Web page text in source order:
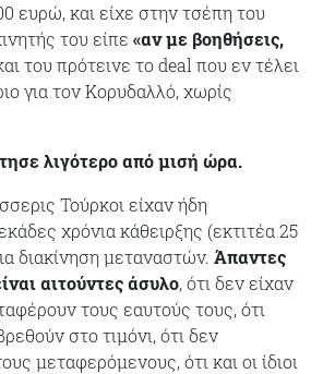
ευρώ, και είχε στην τσέπη του
του είπε «αν με βοηθήσεις,
του πρότεινε το deal που εν τέλει
για τον Κορυδαλλό, χωρίς
λιγότερο από μισή ώρα.
Τούρκοι είχαν ήδη
χρόνια κάθειρξης (εκτιτέα 25
διακίνηση μεταναστών. Άπαντες
αιτούντες άσυλο, ότι δεν είχαν
τους εαυτούς τους, ότι
στο τιμόνι, ότι δεν
μεταφερόμενους, ότι και οι ίδιοι